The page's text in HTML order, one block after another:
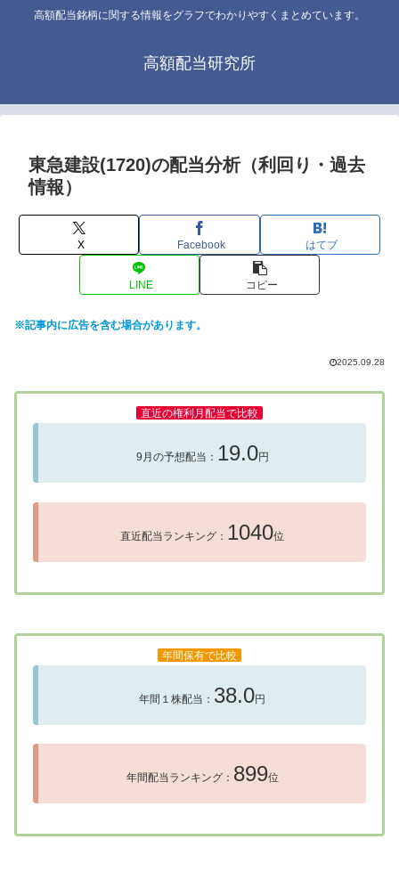
高額配当銘柄に関する情報をグラフでわかりやすくまとめています。
高額配当研究所
東急建設(1720)の配当分析（利回り・過去
情報）
X Facebook はてブ
LINE コピー
※記事内に広告を含む場合があります。
2025.09.28
直近の権利月配当で比較
9月の予想配当： 19.0円
直近配当ランキング： 1040位
年間保有で比較
年間１株配当： 38.0円
年間配当ランキング： 899位